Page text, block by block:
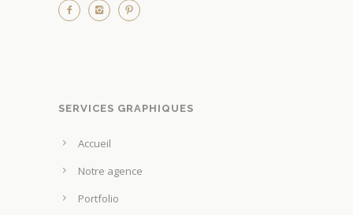
SERVICES GRAPHIQUES
Accueil
Notre agence
Portfolio